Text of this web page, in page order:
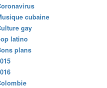
cubaine
gay
latino
plans